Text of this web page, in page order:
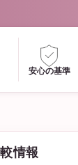
安心の基準
情報